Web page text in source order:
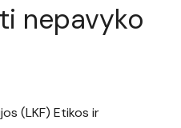
nepavyko
(LKF) Etikos ir